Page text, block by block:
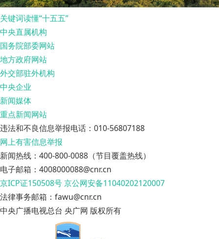
关键词读懂“十五五”
中央直属机构
国务院部委网站
地方政府网站
外交部驻外机构
中央企业
新闻媒体
重点新闻网站
违法和不良信息举报电话：010-56807188
网上有害信息举报
新闻热线：400-800-0088（节目覆盖热线）
电子邮箱：4008000088@cnr.cn
京ICP证150508号京公网安备11040202120007
法律事务邮箱：fawu@cnr.cn
中央广播电视总台 央广网 版权所有